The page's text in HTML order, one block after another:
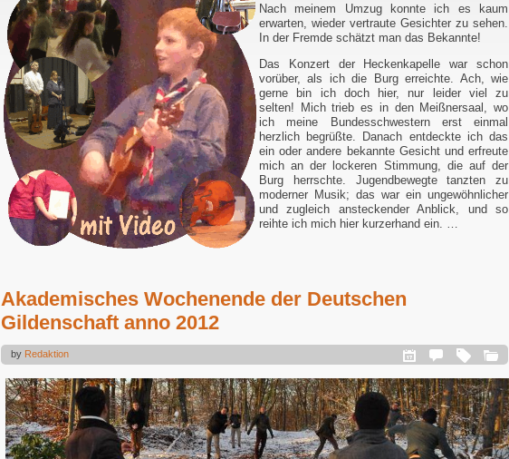
Nach meinem Umzug konnte ich es kaum
erwarten, wieder vertraute Gesichter zu sehen.
In der Fremde schätzt man das Bekannte!
Das Konzert der Heckenkapelle war schon
vorüber, als ich die Burg erreichte. Ach, wie
gerne bin ich doch hier, nur leider viel zu
selten! Mich trieb es in den Meißnersaal, wo
ich meine Bundesschwestern erst einmal
herzlich begrüßte. Danach entdeckte ich das
ein oder andere bekannte Gesicht und erfreute
mich an der lockeren Stimmung, die auf der
Burg herrschte. Jugendbewegte tanzten zu
moderner Musik; das war ein ungewöhnlicher
und zugleich ansteckender Anblick, und so
reihte ich mich hier kurzerhand ein. …
Akademisches Wochenende der Deutschen
Gildenschaft anno 2012
by Redaktion